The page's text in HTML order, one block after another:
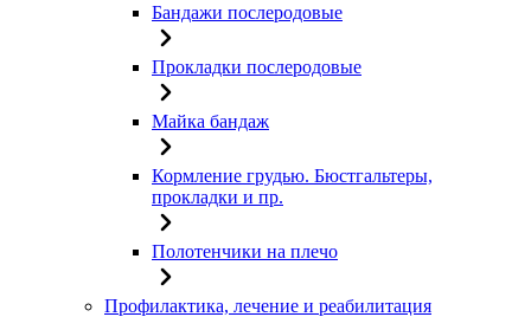
Бандажи послеродовые
Прокладки послеродовые
Майка бандаж
Кормление грудью. Бюстгальтеры,
прокладки и пр.
Полотенчики на плечо
Профилактика, лечение и реабилитация